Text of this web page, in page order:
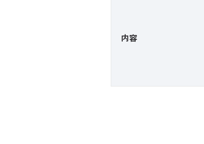
内容